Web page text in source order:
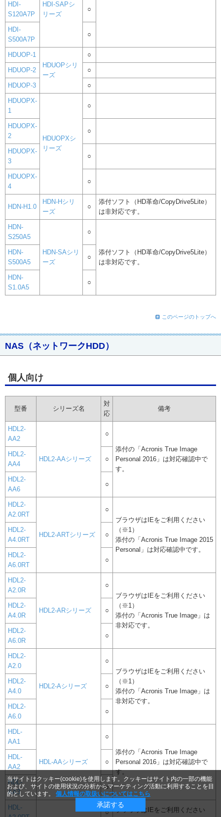
HDI-SAPシ
リーズ
HDI-
S120A7P
○
HDI-
S500A7P
○
HDUOP-1
HDUOPシリ
ーズ
○
HDUOP-2 ○
HDUOP-3 ○
HDUOPX-
1
HDUOPXシ
リーズ
○
HDUOPX-
2
○
HDUOPX-
3
○
HDUOPX-
4
○
HDN-H1.0
HDN-Hシリ
ーズ
○
添付ソフト（HD革命/CopyDrive5Lite）
は非対応です。
HDN-
S250A5
HDN-SAシリ
ーズ
○
添付ソフト（HD革命/CopyDrive5Lite）
は非対応です。
HDN-
S500A5
○
HDN-
S1.0A5
○
このページのトップへ
NAS（ネットワークHDD）
個人向け
型番 シリーズ名
対
応
備考
HDL2-
AA2
HDL2-AAシリーズ
○
添付の「Acronis True Image
Personal 2016」は対応確認中で
す。
HDL2-
AA4
○
HDL2-
AA6
○
HDL2-
A2.0RT
HDL2-ARTシリーズ
○
ブラウザはIEをご利用ください
（※1）
添付の「Acronis True Image 2015
Personal」は対応確認中です。
HDL2-
A4.0RT
○
HDL2-
A6.0RT
○
HDL2-
A2.0R
HDL2-ARシリーズ
○
ブラウザはIEをご利用ください
（※1）
添付の「Acronis True Image」は
非対応です。
HDL2-
A4.0R
○
HDL2-
A6.0R
○
HDL2-
A2.0
HDL2-Aシリーズ
○
ブラウザはIEをご利用ください
（※1）
添付の「Acronis True Image」は
非対応です。
HDL2-
A4.0
○
HDL2-
A6.0
○
HDL-
AA1
HDL-AAシリーズ
○
添付の「Acronis True Image
Personal 2016」は対応確認中で
す。
HDL-
AA2
○
HDL-
AA3
○
HDL-
○
ブラウザはIEをご利用ください
当サイトはクッキー(cookie)を使用します。クッキーはサイト内の一部の機能
および、サイトの使用状況の分析からマーケティング活動に利用することを目
的としています。
個人情報の取扱いについてはこちら
承諾する